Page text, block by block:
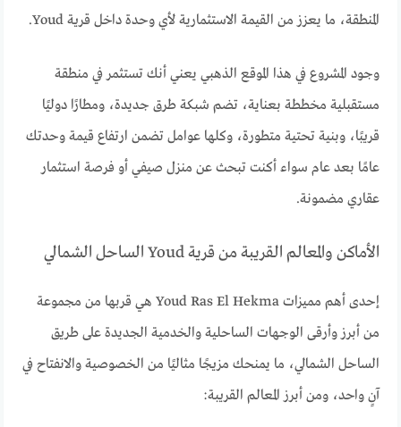
المنطقة، ما يعزز من القيمة الاستثمارية لأي وحدة داخل قرية Youd.
وجود المشروع في هذا الموقع الذهبي يعني أنك تستثمر في منطقة
مستقبلية مخططة بعناية، تضم شبكة طرق جديدة، ومطارًا دوليًا
قريبًا، وبنية تحتية متطورة، وكلها عوامل تضمن ارتفاع قيمة وحدتك
عامًا بعد عام سواء أكنت تبحث عن منزل صيفي أو فرصة استثمار
عقاري مضمونة.
الأماكن والمعالم القريبة من قرية Youd الساحل الشمالي
إحدى أهم مميزات Youd Ras El Hekma هي قربها من مجموعة
من أبرز وأرقى الوجهات الساحلية والخدمية الجديدة على طريق
الساحل الشمالي، ما يمنحك مزيجًا مثاليًا من الخصوصية والانفتاح في
آنٍ واحد، ومن أبرز المعالم القريبة: